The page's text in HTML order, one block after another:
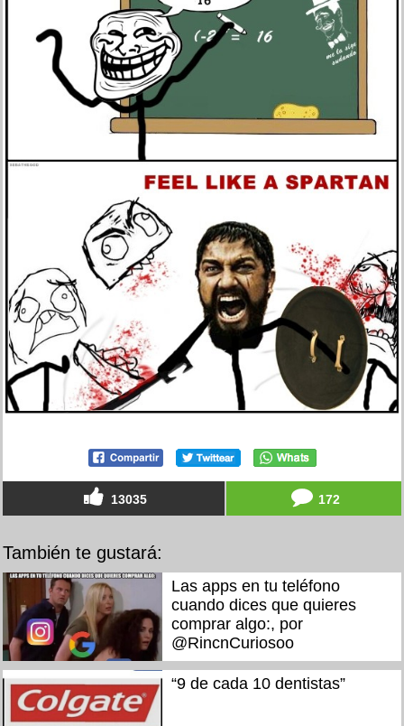
13035 172
También te gustará:
Las apps en tu teléfono
cuando dices que quieres
comprar algo:, por
@RincnCuriosoo
“9 de cada 10 dentistas”